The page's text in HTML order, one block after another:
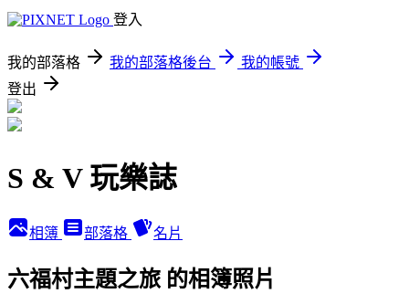
登入
我的部落格 我的部落格後台
我的帳號
登出
S & V 玩樂誌
相簿 部落格 名片
六福村主題之旅 的相簿照片